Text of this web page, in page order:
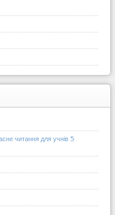
читання для учнів 5